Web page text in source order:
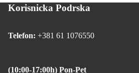
Korisnicka Podrska
Telefon: +381 61 1076550
(10:00-17:00h) Pon-Pet